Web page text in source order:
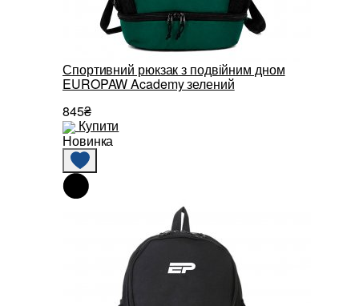
Спортивний рюкзак з подвійним дном
EUROPAW Academy зелений
845₴
Купити
Новинка